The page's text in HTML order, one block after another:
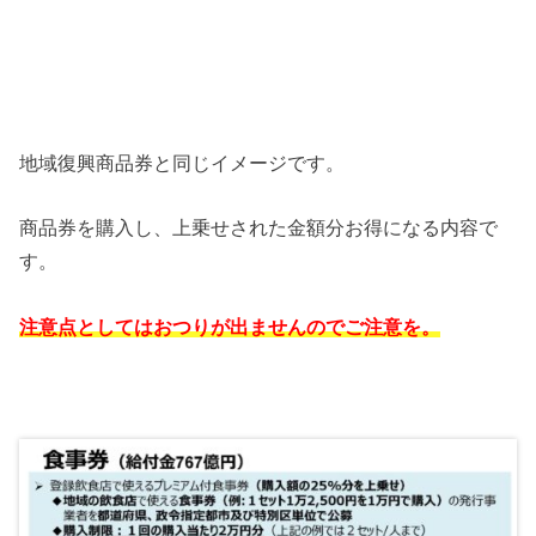
地域復興商品券と同じイメージです。
商品券を購入し、上乗せされた金額分お得になる内容で
す。
注意点としてはおつりが出ませんのでご注意を。